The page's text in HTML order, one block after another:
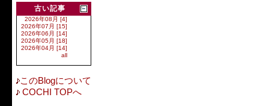
古い記事
2026年08月 [4]
2026年07月 [15]
2026年06月 [14]
2026年05月 [18]
2026年04月 [14]
all
このBlogについて
COCHI TOPへ